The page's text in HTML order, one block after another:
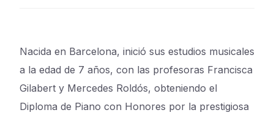
Nacida en Barcelona, inició sus estudios musicales
a la edad de 7 años, con las profesoras Francisca
Gilabert y Mercedes Roldós, obteniendo el
Diploma de Piano con Honores por la prestigiosa